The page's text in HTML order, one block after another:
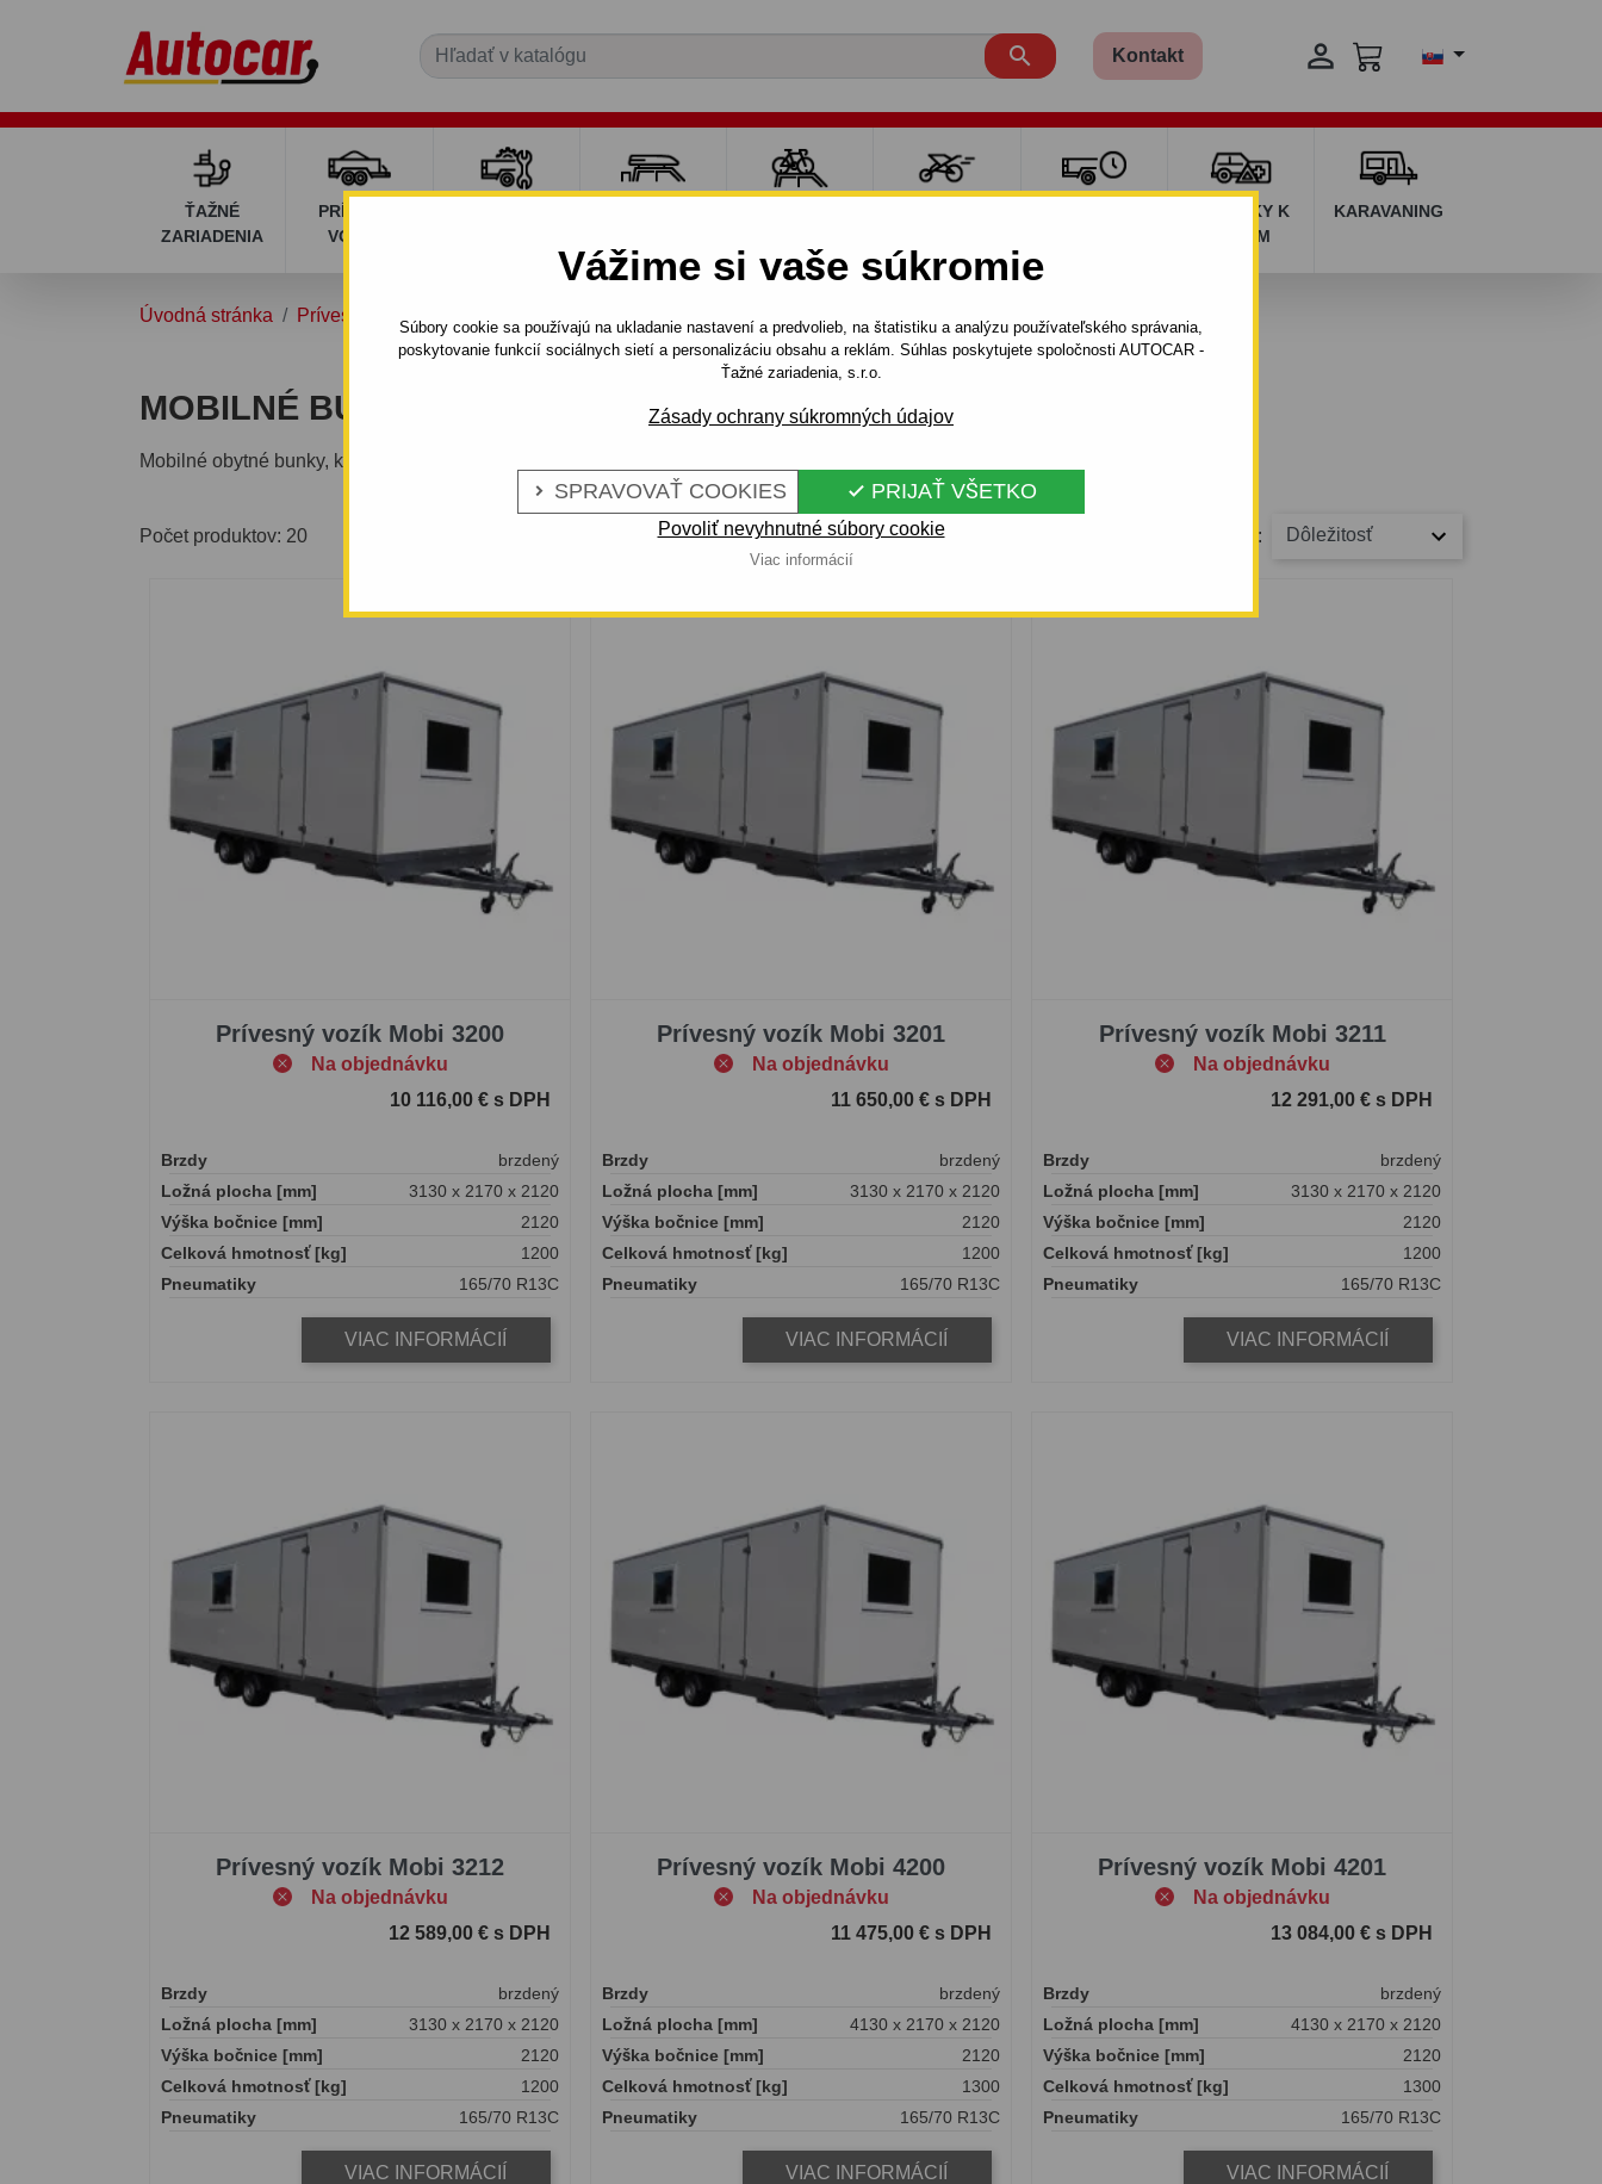
Vážime si vaše súkromie
Súbory cookie sa používajú na ukladanie nastavení a predvolieb, na štatistiku a analýzu používateľského správania,
poskytovanie funkcií sociálnych sietí a personalizáciu obsahu a reklám. Súhlas poskytujete spoločnosti AUTOCAR -
Ťažné zariadenia, s.r.o.
Zásady ochrany súkromných údajov
 SPRAVOVAŤ COOKIES  PRIJAŤ VŠETKO
Povoliť nevyhnutné súbory cookie
Viac informácií
 Kontakt 
ŤAŽNÉ
ZARIADENIA
PRÍVESNÉ
VOZÍKY
DOPLNKY K
AUTÁM
KARAVANING
Úvodná stránka Prívesné vozíky
MOBILNÉ BUNKY
Mobilné obytné bunky, ktoré sú v rôznych prevedeniach - šatne, kancelárie, obytné časti, sociálne zariadenia, a podobne.
Počet produktov: 20 Zoradiť podľa: Dôležitosť
Prívesný vozík Mobi 3200
Na objednávku
10 116,00 € s DPH
Brzdy
brzdený
Ložná plocha [mm]
3130 x 2170 x 2120
Výška bočnice [mm]
2120
Celková hmotnosť [kg]
1200
Pneumatiky
165/70 R13C
VIAC INFORMÁCIÍ
Prívesný vozík Mobi 3201
Na objednávku
11 650,00 € s DPH
Brzdy
brzdený
Ložná plocha [mm]
3130 x 2170 x 2120
Výška bočnice [mm]
2120
Celková hmotnosť [kg]
1200
Pneumatiky
165/70 R13C
VIAC INFORMÁCIÍ
Prívesný vozík Mobi 3211
Na objednávku
12 291,00 € s DPH
Brzdy
brzdený
Ložná plocha [mm]
3130 x 2170 x 2120
Výška bočnice [mm]
2120
Celková hmotnosť [kg]
1200
Pneumatiky
165/70 R13C
VIAC INFORMÁCIÍ
Prívesný vozík Mobi 3212
Na objednávku
12 589,00 € s DPH
Brzdy
brzdený
Ložná plocha [mm]
3130 x 2170 x 2120
Výška bočnice [mm]
2120
Celková hmotnosť [kg]
1200
Pneumatiky
165/70 R13C
VIAC INFORMÁCIÍ
Prívesný vozík Mobi 4200
Na objednávku
11 475,00 € s DPH
Brzdy
brzdený
Ložná plocha [mm]
4130 x 2170 x 2120
Výška bočnice [mm]
2120
Celková hmotnosť [kg]
1300
Pneumatiky
165/70 R13C
VIAC INFORMÁCIÍ
Prívesný vozík Mobi 4201
Na objednávku
13 084,00 € s DPH
Brzdy
brzdený
Ložná plocha [mm]
4130 x 2170 x 2120
Výška bočnice [mm]
2120
Celková hmotnosť [kg]
1300
Pneumatiky
165/70 R13C
VIAC INFORMÁCIÍ